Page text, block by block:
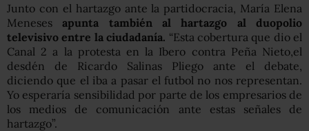
Junto con el hartazgo ante la partidocracia, María Elena
Menesesapunta también al hartazgo al duopolio
televisivo entre la ciudadanía. “Esta cobertura que dio el
Canal 2 a la protesta en la Ibero contra Peña Nieto,el
desdén de Ricardo Salinas Pliego ante el debate,
diciendo que el iba a pasar el futbol no nos representan.
Yo esperaría sensibilidad por parte de los empresarios de
los medios de comunicación ante estas señales de
hartazgo”.